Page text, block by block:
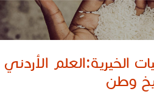
الخيرية:العلم الأردني
وطن